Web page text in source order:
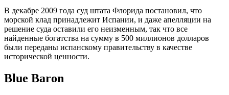
В декабре 2009 года суд штата Флорида постановил, что
морской клад принадлежит Испании, и даже апелляции на
решение суда оставили его неизменным, так что все
найденные богатства на сумму в 500 миллионов долларов
были переданы испанскому правительству в качестве
исторической ценности.
Blue Baron